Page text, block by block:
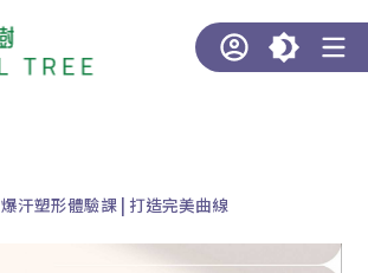
爆汗塑形體驗課 | 打造完美曲線